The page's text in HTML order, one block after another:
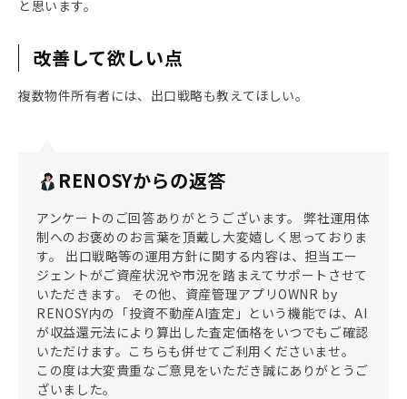
と思います。
改善して欲しい点
複数物件所有者には、出口戦略も教えてほしい。
RENOSYからの返答
アンケートのご回答ありがとうございます。 弊社運用体
制へのお褒めのお言葉を頂戴し大変嬉しく思っておりま
す。 出口戦略等の運用方針に関する内容は、担当エー
ジェントがご資産状況や市況を踏まえてサポートさせて
いただきます。 その他、資産管理アプリOWNR by
RENOSY内の「投資不動産AI査定」という機能では、AI
が収益還元法により算出した査定価格をいつでもご確認
いただけます。こちらも併せてご利用くださいませ。
この度は大変貴重なご意見をいただき誠にありがとうご
ざいました。